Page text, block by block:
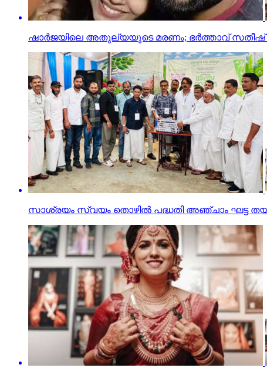
ഷാര്‍ജയിലെ അതുല്യയുടെ മരണം; ഭര്‍ത്താവ് സതീഷ്
സാശ്രയം സ്വയം തൊഴിൽ പദ്ധതി അഞ്ചാം ഘട്ട